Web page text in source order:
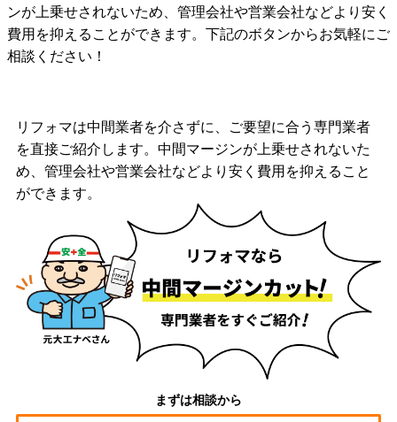
ンが上乗せされないため、管理会社や営業会社などより安く
費用を抑えることができます。下記のボタンからお気軽にご
相談ください！
リフォマは中間業者を介さずに、ご要望に合う専門業者
を直接ご紹介します。中間マージンが上乗せされないた
め、管理会社や営業会社などより安く費用を抑えること
ができます。
まずは相談から